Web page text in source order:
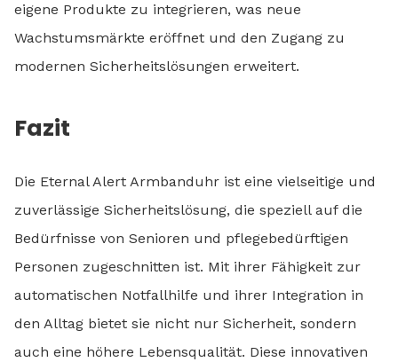
eigene Produkte zu integrieren, was neue
Wachstumsmärkte eröffnet und den Zugang zu
modernen Sicherheitslösungen erweitert.
Fazit
Die Eternal Alert Armbanduhr ist eine vielseitige und
zuverlässige Sicherheitslösung, die speziell auf die
Bedürfnisse von Senioren und pflegebedürftigen
Personen zugeschnitten ist. Mit ihrer Fähigkeit zur
automatischen Notfallhilfe und ihrer Integration in
den Alltag bietet sie nicht nur Sicherheit, sondern
auch eine höhere Lebensqualität. Diese innovativen